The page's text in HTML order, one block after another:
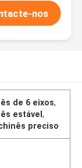
nos
de 6 eixos,
estável,
preciso